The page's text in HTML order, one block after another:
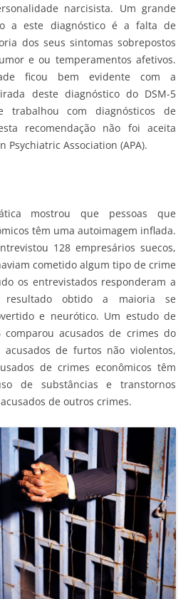
narcisista. Um grande
a este diagnóstico é a falta de
dos seus sintomas sobrepostos
e ou temperamentos afetivos.
ficou bem evidente com a
deste diagnóstico do DSM-5
trabalhou com diagnósticos de
recomendação não foi aceita
Psychiatric Association (APA).
mostrou que pessoas que
têm uma autoimagem inflada.
128 empresários suecos,
cometido algum tipo de crime
os entrevistados responderam a
resultado obtido a maioria se
e neurótico. Um estudo de
comparou acusados de crimes do
de furtos não violentos,
de crimes econômicos têm
de substâncias e transtornos
de outros crimes.